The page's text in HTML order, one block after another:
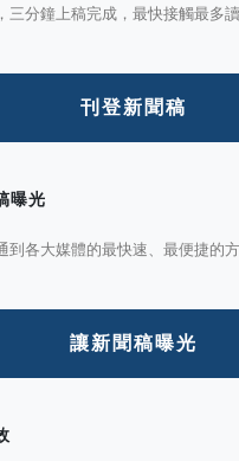
三分鐘上稿完成，最快接觸最多
刊登新聞稿
曝光
到各大媒體的最快速、最便捷的方
讓新聞稿曝光